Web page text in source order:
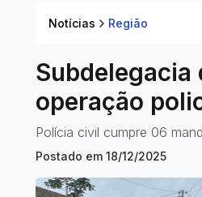
Notícias Região
Subdelegacia
operação
Polícia civil cumpre 06
Postado em 18/12/2025